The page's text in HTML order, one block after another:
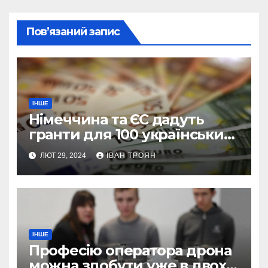
Пов’язаний запис
ІНШЕ
Німеччина та ЄС дадуть
гранти для 100 українських
підприємств
ЛЮТ 29, 2024 ІВАН ТРОЯН
ІНШЕ
Професію оператора дрона